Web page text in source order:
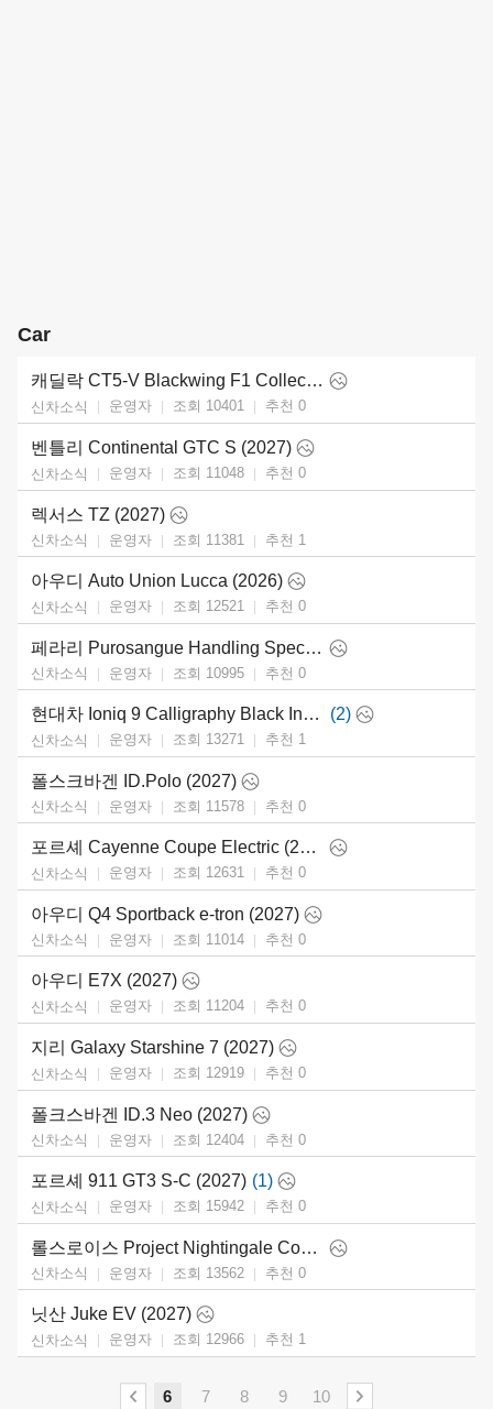
Car
캐딜락 CT5-V Blackwing F1 Collector Series (2026)
신차소식 운영자 조회 10401 추천 0
벤틀리 Continental GTC S (2027)
신차소식 운영자 조회 11048 추천 0
렉서스 TZ (2027)
신차소식 운영자 조회 11381 추천 1
아우디 Auto Union Lucca (2026)
신차소식 운영자 조회 12521 추천 0
페라리 Purosangue Handling Speciale (2027)
신차소식 운영자 조회 10995 추천 0
현대차 Ioniq 9 Calligraphy Black Ink (2027) (2)
신차소식 운영자 조회 13271 추천 1
폴스크바겐 ID.Polo (2027)
신차소식 운영자 조회 11578 추천 0
포르셰 Cayenne Coupe Electric (2027)
신차소식 운영자 조회 12631 추천 0
아우디 Q4 Sportback e-tron (2027)
신차소식 운영자 조회 11014 추천 0
아우디 E7X (2027)
신차소식 운영자 조회 11204 추천 0
지리 Galaxy Starshine 7 (2027)
신차소식 운영자 조회 12919 추천 0
폴크스바겐 ID.3 Neo (2027)
신차소식 운영자 조회 12404 추천 0
포르셰 911 GT3 S-C (2027) (1)
신차소식 운영자 조회 15942 추천 0
롤스로이스 Project Nightingale Concept (2026)
신차소식 운영자 조회 13562 추천 0
닛산 Juke EV (2027)
신차소식 운영자 조회 12966 추천 1
6 7 8 9 10